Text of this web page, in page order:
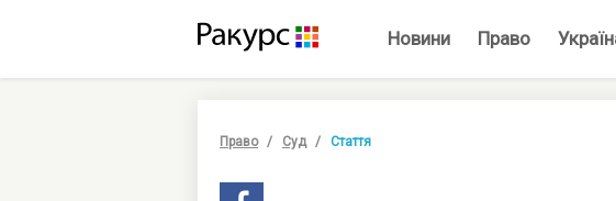
Новини Право
Право Суд Стаття